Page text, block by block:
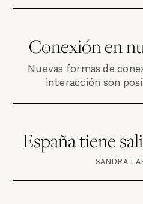
Conexión en
Nuevas formas de
interacción son
España tiene
SANDRA